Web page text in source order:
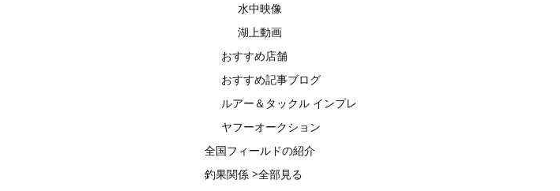
水中映像
湖上動画
おすすめ店舗
おすすめ記事ブログ
ルアー＆タックル インプレ
ヤフーオークション
全国フィールドの紹介
釣果関係 >全部見る